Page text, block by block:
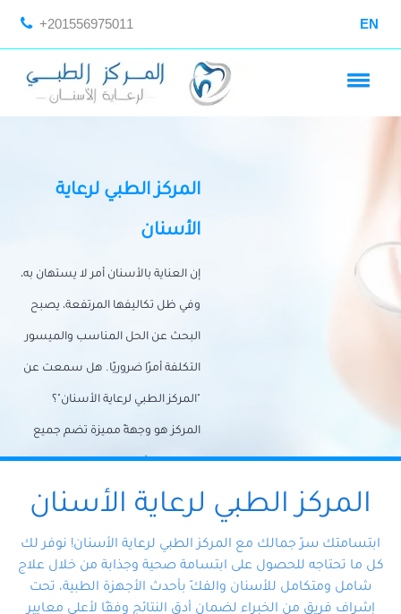
+201556975011 EN
المركز الطبي لرعاية
الأسنان
إن العناية بالأسنان أمر لا يستهان به،
وفي ظل تكاليفها المرتفعة، يصبح
البحث عن الحل المناسب والميسور
التكلفة أمرًا ضروريًا. هل سمعت عن
"المركز الطبي لرعاية الأسنان"؟
المركز هو وجهةً مميزة تضم جميع
احتياجات الأسنان تحت سقف واحد،
وتضمن لك حلاً شاملًا لجميع
المتخصص ذوي الخبرة، ستجد نفسك
في أيد أمينة تلبي احتياجاتك بكل
المركز الطبي لرعاية الأسنان
ابتسامتك سرّ جمالك مع المركز الطبي لرعاية الأسنان! نوفر لك
كل ما تحتاجه للحصول على ابتسامة صحية وجذابة من خلال علاج
شامل ومتكامل للأسنان والفكّ بأحدث الأجهزة الطبية، تحت
إشراف فريق من الخبراء لضمان أدق النتائج وفقًا لأعلى معايير